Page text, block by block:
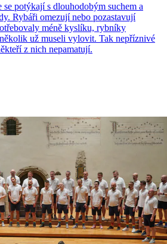
potýkají s dlouhodobým suchem a
Rybáři omezují nebo pozastavují
méně kyslíku, rybníky
už museli vylovit. Tak nepříznivé
z nich nepamatují.